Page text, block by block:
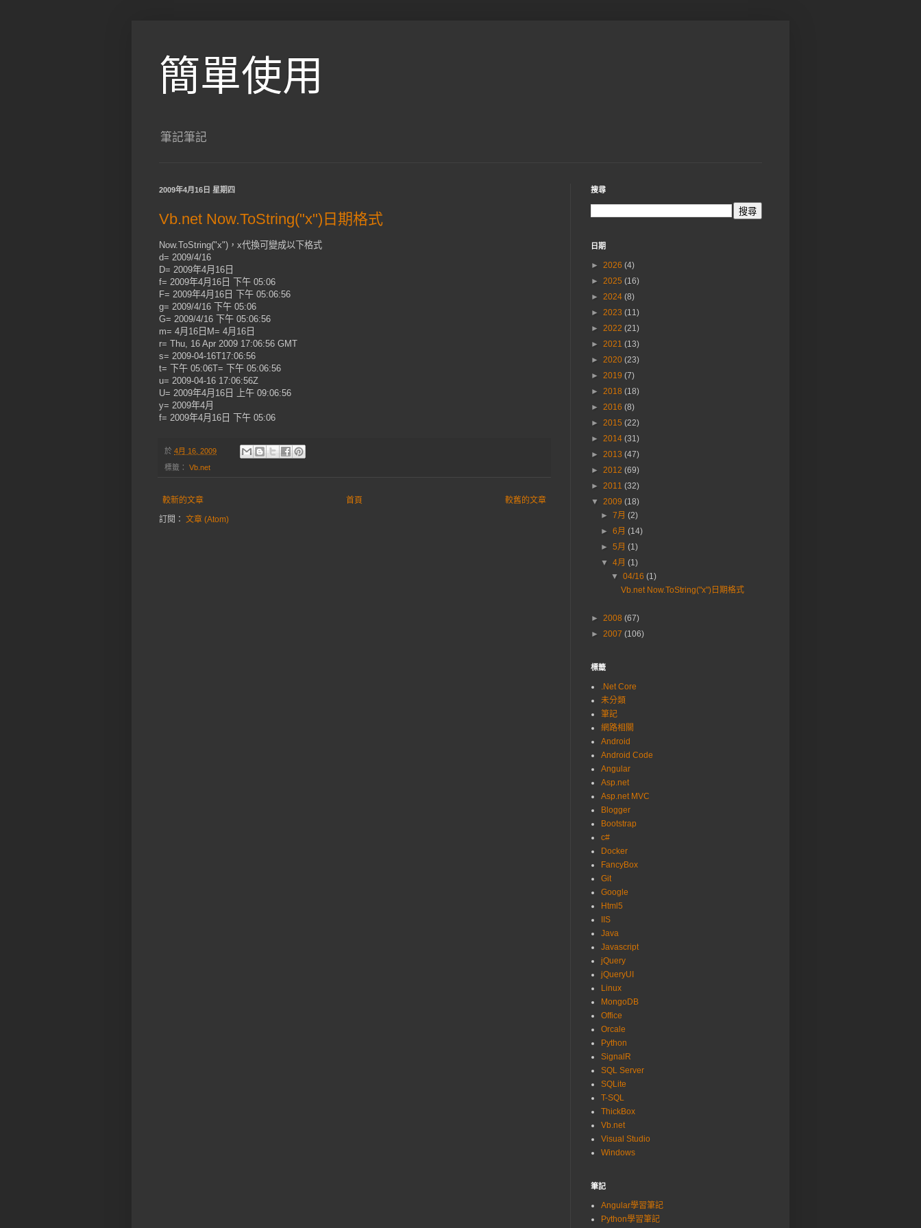
簡單使用
筆記筆記
2009年4月16日 星期四
Vb.net Now.ToString("x")日期格式
Now.ToString("x")，x代換可變成以下格式
d= 2009/4/16
D= 2009年4月16日
f= 2009年4月16日 下午 05:06
F= 2009年4月16日 下午 05:06:56
g= 2009/4/16 下午 05:06
G= 2009/4/16 下午 05:06:56
m= 4月16日M= 4月16日
r= Thu, 16 Apr 2009 17:06:56 GMT
s= 2009-04-16T17:06:56
t= 下午 05:06T= 下午 05:06:56
u= 2009-04-16 17:06:56Z
U= 2009年4月16日 上午 09:06:56
y= 2009年4月
f= 2009年4月16日 下午 05:06
於 4月 16, 2009
標籤： Vb.net
較新的文章 較舊的文章
首頁
訂閱： 文章 (Atom)
搜尋
日期
► 2026 (4)
► 2025 (16)
► 2024 (8)
► 2023 (11)
► 2022 (21)
► 2021 (13)
► 2020 (23)
► 2019 (7)
► 2018 (18)
► 2016 (8)
► 2015 (22)
► 2014 (31)
► 2013 (47)
► 2012 (69)
► 2011 (32)
▼ 2009 (18)
►7月(2)
►6月(14)
►5月(1)
▼4月(1)
▼ 04/16 (1)
Vb.net Now.ToString("x")日期格式
► 2008 (67)
► 2007 (106)
標籤
.Net Core
未分類
筆記
網路相關
Android
Android Code
Angular
Asp.net
Asp.net MVC
Blogger
Bootstrap
c#
Docker
FancyBox
Git
Google
Html5
IIS
Java
Javascript
jQuery
jQueryUI
Linux
MongoDB
Office
Orcale
Python
SignalR
SQL Server
SQLite
T-SQL
ThickBox
Vb.net
Visual Studio
Windows
筆記
Angular學習筆記
Python學習筆記